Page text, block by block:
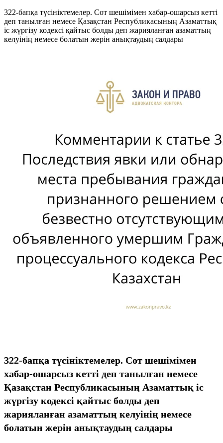
322-бапқа түсініктемелер. Сот шешімімен хабар-ошарсыз кетті
деп танылған немесе Қазақстан Республикасының Азаматтық
іс жүргізу кодексі қайтыс болды деп жарияланған азаматтың
келуінің немесе болатын жерін анықтаудың салдары
322-бапқа түсініктемелер. Сот шешімімен
хабар-ошарсыз кетті деп танылған немесе
Қазақстан Республикасының Азаматтық іс
жүргізу кодексі қайтыс болды деп
жарияланған азаматтың келуінің немесе
болатын жерін анықтаудың салдары